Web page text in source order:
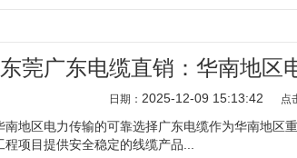
东莞广东电缆直销：华南地区
日期： 2025-12-09 15:13:42 点
南地区电力传输的可靠选择广东电缆作为华南地区
项目提供安全稳定的线缆产品...